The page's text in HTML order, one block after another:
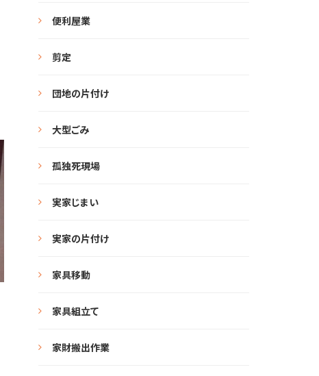
便利屋業
剪定
団地の片付け
大型ごみ
孤独死現場
実家じまい
実家の片付け
家具移動
家具組立て
家財搬出作業